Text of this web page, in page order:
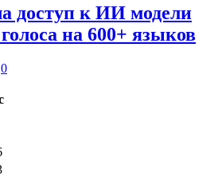
доступ к ИИ модели
на 600+ языков
0